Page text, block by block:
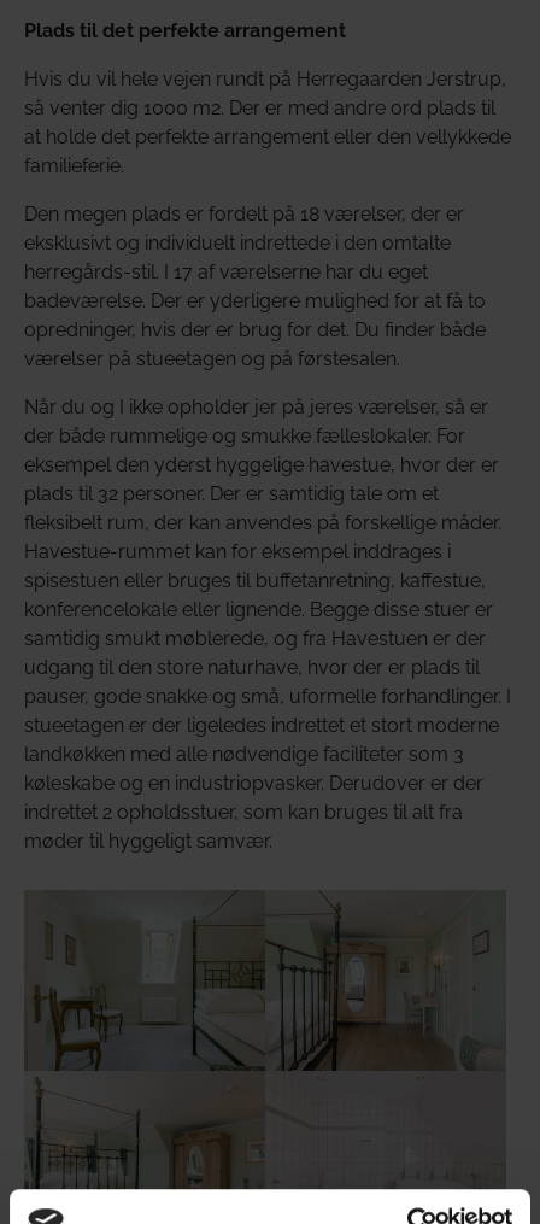
Plads til det perfekte arrangement
Hvis du vil hele vejen rundt på Herregaarden Jerstrup,
så venter dig 1000 m2. Der er med andre ord plads til
at holde det perfekte arrangement eller den vellykkede
familieferie.
Den megen plads er fordelt på 18 værelser, der er
eksklusivt og individuelt indrettede i den omtalte
herregårds-stil. I 17 af værelserne har du eget
badeværelse. Der er yderligere mulighed for at få to
opredninger, hvis der er brug for det. Du finder både
værelser på stueetagen og på førstesalen.
Når du og I ikke opholder jer på jeres værelser, så er
der både rummelige og smukke fælleslokaler. For
eksempel den yderst hyggelige havestue, hvor der er
plads til 32 personer. Der er samtidig tale om et
fleksibelt rum, der kan anvendes på forskellige måder.
Havestue-rummet kan for eksempel inddrages i
spisestuen eller bruges til buffetanretning, kaffestue,
konferencelokale eller lignende. Begge disse stuer er
samtidig smukt møblerede, og fra Havestuen er der
udgang til den store naturhave, hvor der er plads til
pauser, gode snakke og små, uformelle forhandlinger. I
stueetagen er der ligeledes indrettet et stort moderne
landkøkken med alle nødvendige faciliteter som 3
køleskabe og en industriopvasker. Derudover er der
indrettet 2 opholdsstuer, som kan bruges til alt fra
møder til hyggeligt samvær.
Show larger version
Show larger version Show larger version